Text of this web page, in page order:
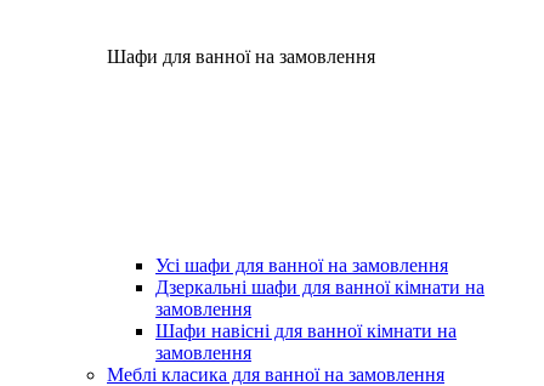
Шафи для ванної на замовлення
Усі шафи для ванної на замовлення
Дзеркальні шафи для ванної кімнати на
замовлення
Шафи навісні для ванної кімнати на
замовлення
Меблі класика для ванної на замовлення